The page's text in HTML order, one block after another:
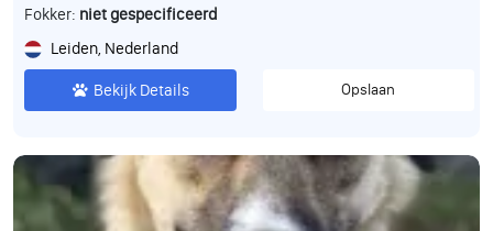
Fokker: niet gespecificeerd
Leiden, Nederland
Bekijk Details Opslaan